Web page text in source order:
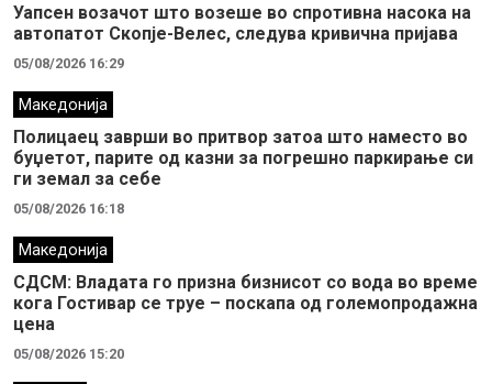
Уапсен возачот што возеше во спротивна насока на
автопатот Скопје-Велес, следува кривична пријава
05/08/2026 16:29
Македонија
Полицаец заврши во притвор затоа што наместо во
буџетот, парите од казни за погрешно паркирање си
ги земал за себе
05/08/2026 16:18
Македонија
СДСМ: Владата го призна бизнисот со вода во време
кога Гостивар се труе – поскапа од големопродажна
цена
05/08/2026 15:20